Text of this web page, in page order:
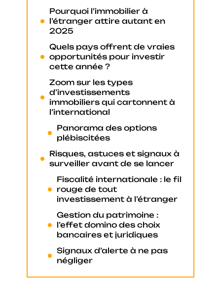
Pourquoi l’immobilier à
l’étranger attire autant en
2025
Quels pays offrent de vraies
opportunités pour investir
cette année ?
Zoom sur les types
d’investissements
immobiliers qui cartonnent à
l’international
Panorama des options
plébiscitées
Risques, astuces et signaux à
surveiller avant de se lancer
Fiscalité internationale : le fil
rouge de tout
investissement à l’étranger
Gestion du patrimoine :
l’effet domino des choix
bancaires et juridiques
Signaux d’alerte à ne pas
négliger